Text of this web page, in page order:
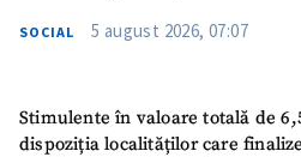
SOCIAL 5 august 2026, 07:07
Stimulente în valoare totală de
dispoziția localităților care